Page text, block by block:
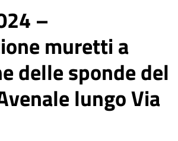
–
muretti a
delle sponde del
lungo Via